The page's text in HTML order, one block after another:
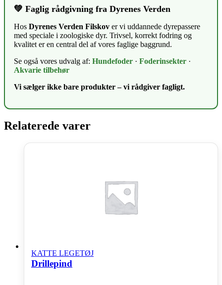
💚 Faglig rådgivning fra Dyrenes Verden
Hos Dyrenes Verden Filskov er vi uddannede dyrepassere
med speciale i zoologiske dyr. Trivsel, korrekt fodring og
kvalitet er en central del af vores faglige baggrund.
Se også vores udvalg af: Hundefoder · Foderinsekter ·
Akvarie tilbehør
Vi sælger ikke bare produkter – vi rådgiver fagligt.
Relaterede varer
KATTE LEGETØJ
Drillepind